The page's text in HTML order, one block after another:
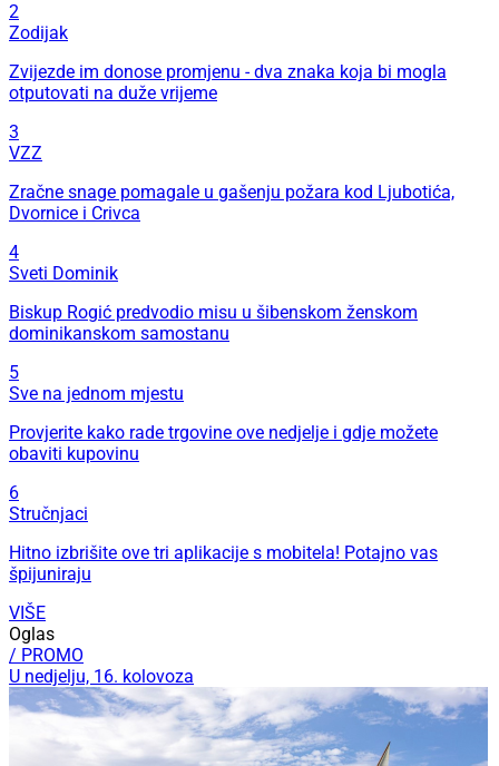
2
Zodijak
Zvijezde im donose promjenu - dva znaka koja bi mogla
otputovati na duže vrijeme
3
VZZ
Zračne snage pomagale u gašenju požara kod Ljubotića,
Dvornice i Crivca
4
Sveti Dominik
Biskup Rogić predvodio misu u šibenskom ženskom
dominikanskom samostanu
5
Sve na jednom mjestu
Provjerite kako rade trgovine ove nedjelje i gdje možete
obaviti kupovinu
6
Stručnjaci
Hitno izbrišite ove tri aplikacije s mobitela! Potajno vas
špijuniraju
VIŠE
Oglas
/ PROMO
U nedjelju, 16. kolovoza